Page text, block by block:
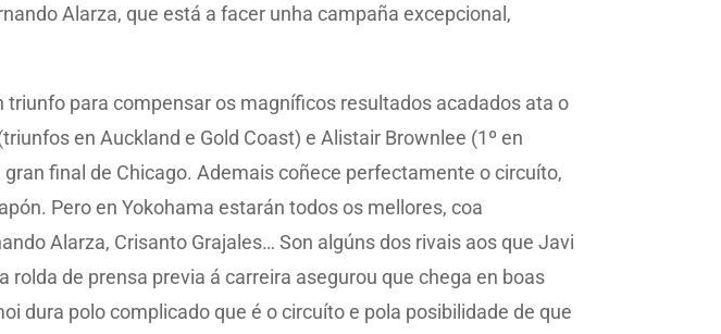
Alarza, que está a facer unha campaña excepcional,
para compensar os magníficos resultados acadados ata o
en Auckland e Gold Coast) e Alistair Brownlee (1º en
final de Chicago. Ademais coñece perfectamente o circuíto,
Pero en Yokohama estarán todos os mellores, coa
Alarza, Crisanto Grajales… Son algúns dos rivais aos que Javi
de prensa previa á carreira asegurou que chega en boas
dura polo complicado que é o circuíto e pola posibilidade de que